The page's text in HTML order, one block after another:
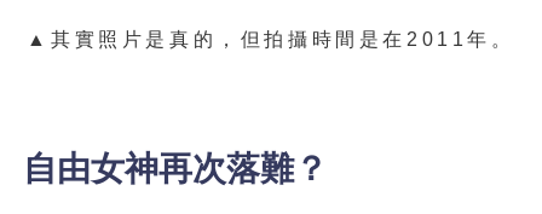
▲其實照片是真的，但拍攝時間是在2011年。
自由女神再次落難？